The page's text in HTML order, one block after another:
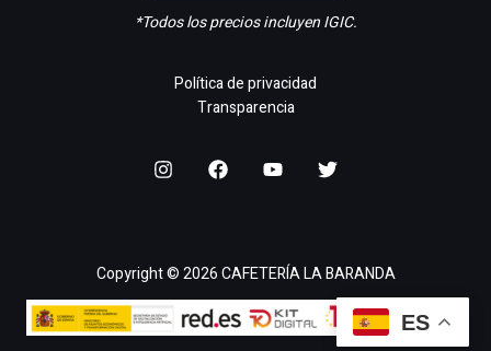
*Todos los precios incluyen IGIC.
Política de privacidad
Transparencia
Copyright © 2026 CAFETERÍA LA BARANDA
ES